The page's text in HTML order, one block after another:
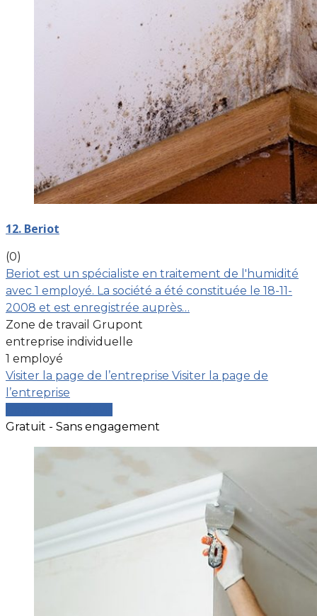
12. Beriot
(0)
Beriot est un spécialiste en traitement de l'humidité
avec 1 employé. La société a été constituée le 18-11-
2008 et est enregistrée auprès…
Zone de travail Grupont
entreprise individuelle
1 employé
Visiter la page de l’entreprise Visiter la page de
l’entreprise
Gratuit - Sans engagement